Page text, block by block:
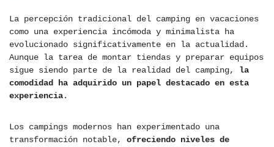
La percepción tradicional del camping en vacaciones
como una experiencia incómoda y minimalista ha
evolucionado significativamente en la actualidad.
Aunque la tarea de montar tiendas y preparar equipos
sigue siendo parte de la realidad del camping, la
comodidad ha adquirido un papel destacado en esta
experiencia.
Los campings modernos han experimentado una
transformación notable, ofreciendo niveles de